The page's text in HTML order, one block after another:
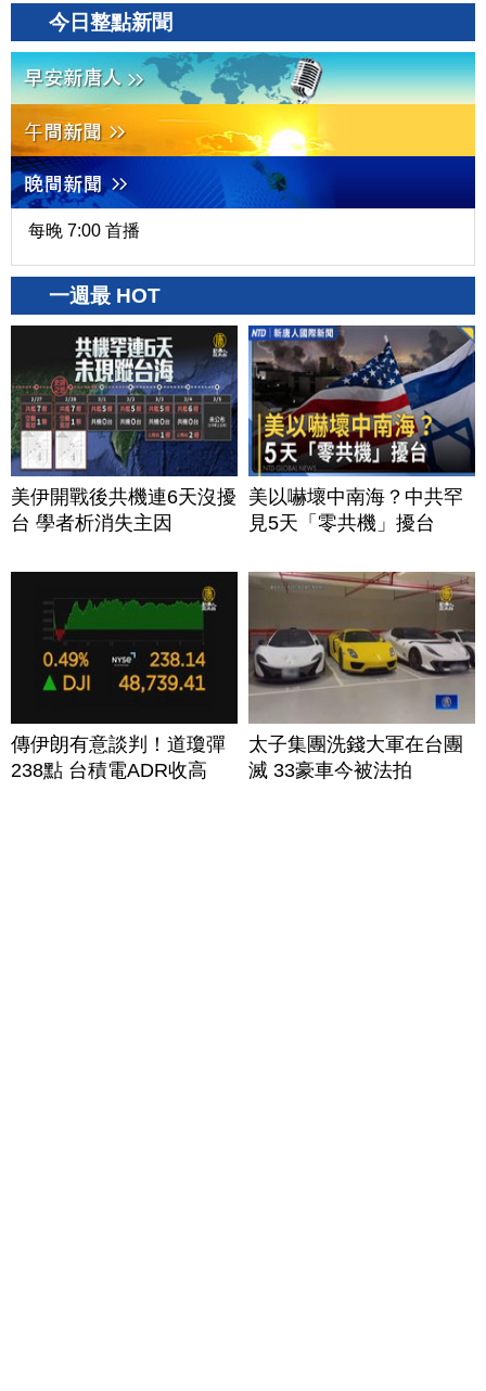
今日整點新聞
每晚 7:00 首播
一週最 HOT
美伊開戰後共機連6天沒擾
台 學者析消失主因
美以嚇壞中南海？中共罕
見5天「零共機」擾台
傳伊朗有意談判！道瓊彈
238點 台積電ADR收高
太子集團洗錢大軍在台團
滅 33豪車今被法拍